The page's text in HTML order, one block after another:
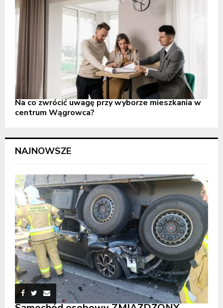
Na co zwrócić uwagę przy wyborze mieszkania w
centrum Wągrowca?
NAJNOWSZE